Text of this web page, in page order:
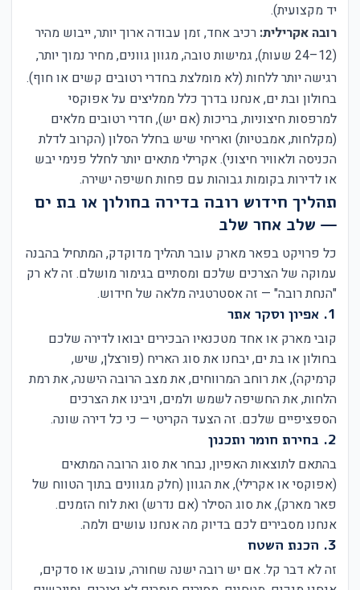
יד מקצועית).
רובה אקרילית: רכיב אחד, זמן עבודה ארוך יותר, ייבוש מהיר
(12–24 שעות), גמישות טובה, מגוון גוונים, מחיר נמוך יותר,
רגישה יותר ללחות (לא מומלצת בחדרי רטובים קשים או חוף).
בחולון ובת ים, אנחנו בדרך כלל ממליצים על אפוקסי
למרפסות חיצוניות, בריכות (אם יש), חדרי רטובים מלאים
(מקלחות, אמבטיות) ואריחי שיש בחלל הסלון (הקרוב לדלת
הכניסה ולאוויר חיצוני). אקרילי מתאים יותר לחלל פנימי יבש
או לדירות בקומות גבוהות עם פחות חשיפה ישירה.
תהליך חידוש רובה בדירה בחולון או בת ים
— שלב אחר שלב
כל פרויקט בפאר מארק עובר תהליך מדוקדק, המתחיל בהבנה
עמוקה של הצרכים שלכם ומסתיים בגימור מושלם. זה לא רק
"הנחת רובה" — זה אסטרטגיה מלאה של חידוש.
1. אפיון וסקר אתר
קובי מארק או אחד מטכנאיו הבכירים יבואו לדירה שלכם
בחולון או בת ים, יבחנו את סוג האריח (פורצלן, שיש,
קרמיקה), את רוחב המרווחים, את מצב הרובה הישנה, את רמת
הלחות, את החשיפה לשמש ולמים, ויבינו את הצרכים
הספציפיים שלכם. זה הצעד הקריטי — כי כל דירה שונה.
2. בחירת חומר ותכנון
בהתאם לתוצאות האפיון, נבחר את סוג הרובה המתאים
(אפוקסי או אקרילי), את הגוון (חלק מגוונים בתוך הטווח של
פאר מארק), את סוג הסילר (אם נדרש) ואת לוח הזמנים.
אנחנו מסבירים לכם בדיוק מה אנחנו עושים ולמה.
3. הכנת השטח
זה לא דבר קל. אם יש רובה ישנה שחורה, עובש או סדקים,